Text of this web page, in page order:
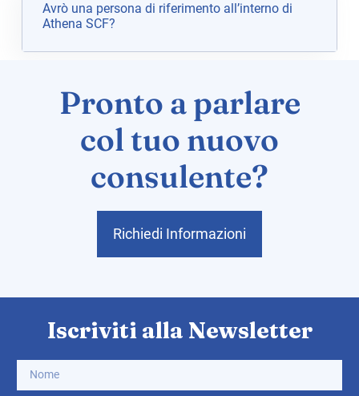
Avrò una persona di riferimento all’interno di
Athena SCF?
Pronto a parlare
col tuo nuovo
consulente?
Richiedi Informazioni
Iscriviti alla Newsletter